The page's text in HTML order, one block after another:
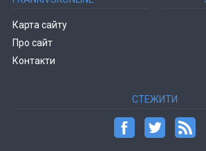
Карта сайту
Про сайт
Контакти
СТЕЖИТИ